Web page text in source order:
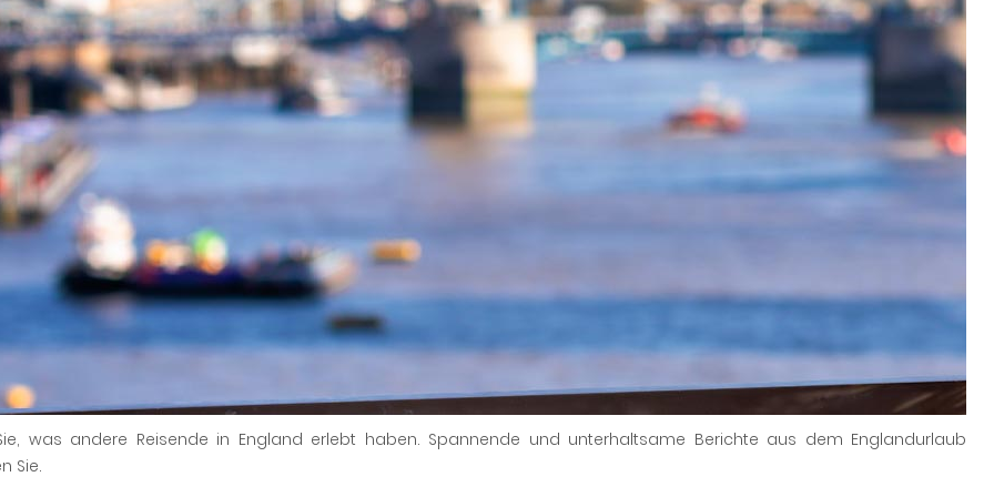
was andere Reisende in England erlebt haben. Spannende und unterhaltsame Berichte aus dem Englandurlaub
Sie.